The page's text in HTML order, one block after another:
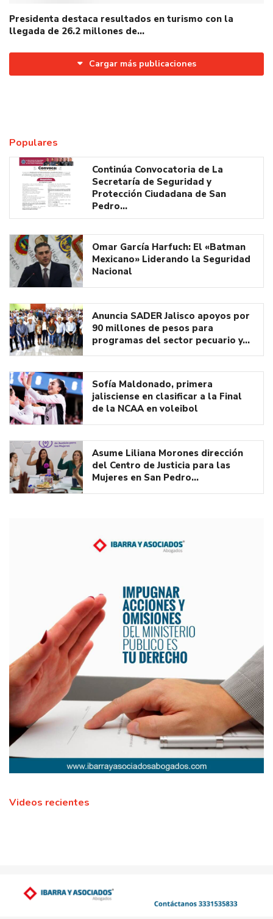
Presidenta destaca resultados en turismo con la
llegada de 26.2 millones de…
Cargar más publicaciones
Populares
Continúa Convocatoria de La
Secretaría de Seguridad y
Protección Ciudadana de San
Pedro…
Omar García Harfuch: El «Batman
Mexicano» Liderando la Seguridad
Nacional
Anuncia SADER Jalisco apoyos por
90 millones de pesos para
programas del sector pecuario y…
Sofía Maldonado, primera
jalisciense en clasificar a la Final
de la NCAA en voleibol
Asume Liliana Morones dirección
del Centro de Justicia para las
Mujeres en San Pedro…
Videos recientes